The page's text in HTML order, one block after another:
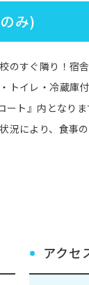
み)
のすぐ隣り！宿
トイレ・冷蔵庫
ート』内となり
況により、食事
アクセ